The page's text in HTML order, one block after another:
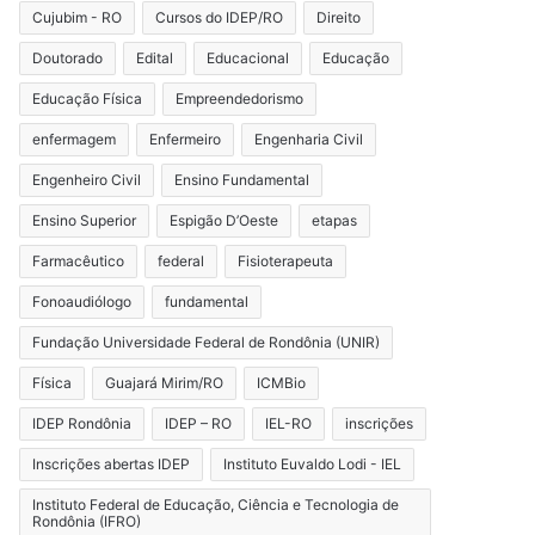
Cujubim - RO Cursos do IDEP/RO Direito
Doutorado Edital Educacional Educação
Educação Física Empreendedorismo
enfermagem Enfermeiro Engenharia Civil
Engenheiro Civil Ensino Fundamental
Ensino Superior Espigão D’Oeste etapas
Farmacêutico federal Fisioterapeuta
Fonoaudiólogo fundamental
Fundação Universidade Federal de Rondônia (UNIR)
Física Guajará Mirim/RO ICMBio
IDEP Rondônia IDEP – RO IEL-RO inscrições
Inscrições abertas IDEP Instituto Euvaldo Lodi - IEL
Instituto Federal de Educação, Ciência e Tecnologia de
Rondônia (IFRO)